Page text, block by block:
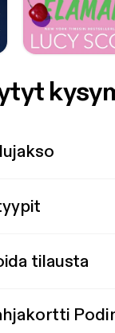
tilausta